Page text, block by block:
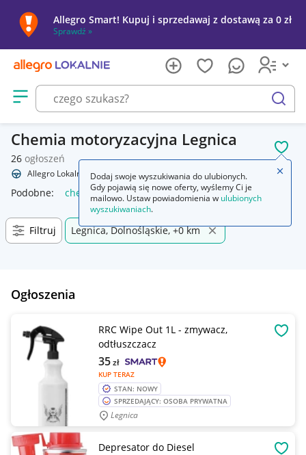
Allegro Smart! Kupuj i sprzedawaj z dostawą za 0 zł
Sprawdź »
Otwórz menu z kategoriami
szukaj
Chemia motoryzacyjna Legnica
26 ogłoszeń
Allegro Lokalnie Motoryzacja Chemia
Podobne: chemia chemia do basenu chemia basenowa
Filtruj Legnica, Dolnośląskie, +0 km
Ogłoszenia
RRC Wipe Out 1L - zmywacz,
odtłuszczacz
KUP TERAZ
35zł
STAN: NOWY
SPRZEDAJĄCY: OSOBA PRYWATNA
Legnica
Depresator do Diesel
Dodaj swoje wyszukiwania do ulubionych.
Gdy pojawią się nowe oferty, wyślemy Ci je
mailowo. Ustaw powiadomienia w ulubionych
wyszukiwaniach.